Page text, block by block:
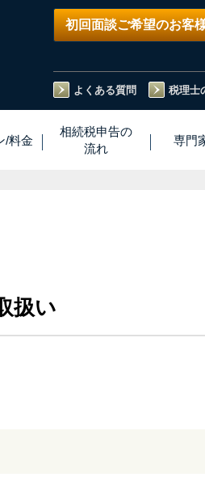
初回面談ご希望のお客
よくある質問 税理士
/料金
相続税申告の
流れ
専門
扱い